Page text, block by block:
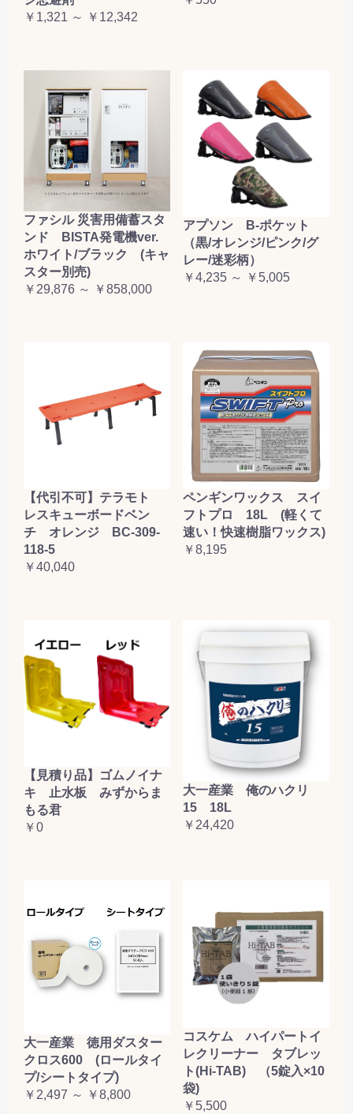
お買い物を続ける
￥1,321 ～ ￥12,342
ファシル 災害用備蓄スタ
ンド BISTA発電機ver.
ホワイト/ブラック (キャ
スター別売)
￥29,876 ～ ￥858,000
アプソン B-ポケット
（黒/オレンジ/ピンク/グ
レー/迷彩柄）
￥4,235 ～ ￥5,005
【代引不可】テラモト
レスキューボードベン
チ オレンジ BC-309-
118-5
￥40,040
ペンギンワックス スイ
フトプロ 18L (軽くて
速い！快速樹脂ワックス)
￥8,195
【見積り品】ゴムノイナ
キ 止水板 みずからま
もる君
￥0
大一産業 俺のハクリ
15 18L
￥24,420
大一産業 徳用ダスター
クロス600 (ロールタイ
プ/シートタイプ)
￥2,497 ～ ￥8,800
コスケム ハイパートイ
レクリーナー タブレッ
ト(Hi-TAB) （5錠入×10
袋)
￥5,500